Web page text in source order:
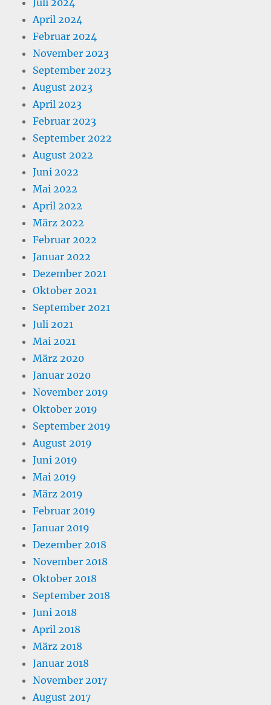
April 2024
Februar 2024
November 2023
September 2023
August 2023
April 2023
Februar 2023
September 2022
August 2022
Juni 2022
Mai 2022
April 2022
März 2022
Februar 2022
Januar 2022
Dezember 2021
Oktober 2021
September 2021
Juli 2021
Mai 2021
März 2020
Januar 2020
November 2019
Oktober 2019
September 2019
August 2019
Juni 2019
Mai 2019
März 2019
Februar 2019
Januar 2019
Dezember 2018
November 2018
Oktober 2018
September 2018
Juni 2018
April 2018
März 2018
Januar 2018
November 2017
August 2017